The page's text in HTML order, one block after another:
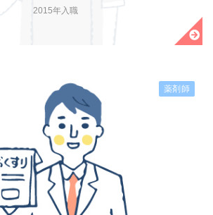
2015年入職
薬剤師